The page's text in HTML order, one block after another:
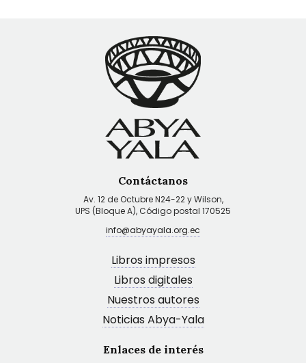
Contáctanos
Av. 12 de Octubre N24-22 y Wilson,
UPS (Bloque A), Código postal 170525
info@abyayala.org.ec
Libros impresos
Libros digitales
Nuestros autores
Noticias Abya-Yala
Enlaces de interés